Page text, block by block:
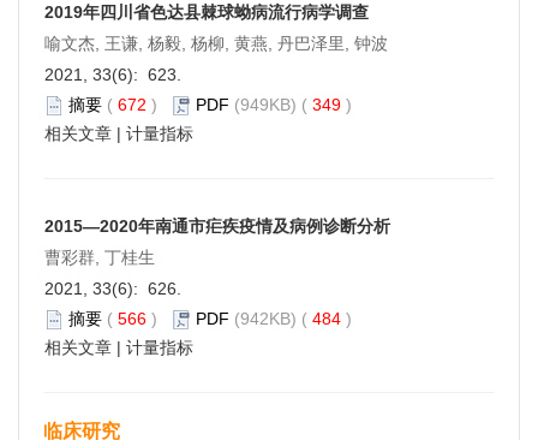
2019年四川省色达县棘球蚴病流行病学调查
喻文杰, 王谦, 杨毅, 杨柳, 黄燕, 丹巴泽里, 钟波
2021, 33(6): 623.
摘要 ( 672 ) PDF (949KB) ( 349 )
相关文章 | 计量指标
2015—2020年南通市疟疾疫情及病例诊断分析
曹彩群, 丁桂生
2021, 33(6): 626.
摘要 ( 566 ) PDF (942KB) ( 484 )
相关文章 | 计量指标
临床研究